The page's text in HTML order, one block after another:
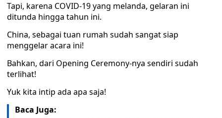
Tapi, karena COVID-19 yang melanda, gelaran ini
ditunda hingga tahun ini.
China, sebagai tuan rumah sudah sangat siap
menggelar acara ini!
Bahkan, dari Opening Ceremony-nya sendiri sudah
terlihat!
Yuk kita intip ada apa saja!
Baca Juga: